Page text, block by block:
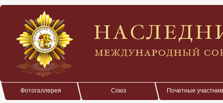
Фотогаллерея Союз Почетные